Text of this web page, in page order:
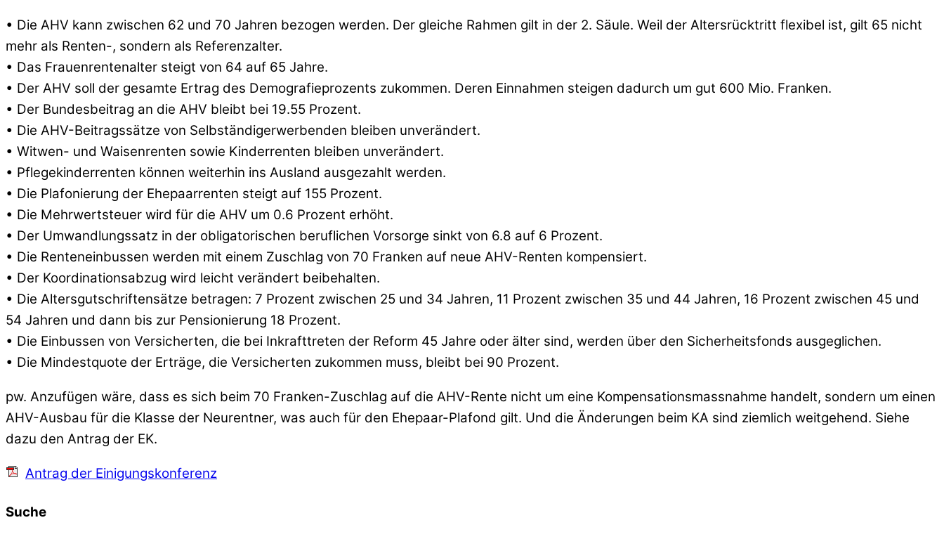
• Die AHV kann zwischen 62 und 70 Jahren bezogen werden. Der gleiche Rahmen gilt in der 2. Säule. Weil der Altersrücktritt flexibel ist, gilt 65 nicht
mehr als Renten-, sondern als Referenzalter.
• Das Frauenrentenalter steigt von 64 auf 65 Jahre.
• Der AHV soll der gesamte Ertrag des Demografieprozents zukommen. Deren Einnahmen steigen dadurch um gut 600 Mio. Franken.
• Der Bundesbeitrag an die AHV bleibt bei 19.55 Prozent.
• Die AHV-Beitragssätze von Selbständigerwerbenden bleiben unverändert.
• Witwen- und Waisenrenten sowie Kinderrenten bleiben unverändert.
• Pflegekinderrenten können weiterhin ins Ausland ausgezahlt werden.
• Die Plafonierung der Ehepaarrenten steigt auf 155 Prozent.
• Die Mehrwertsteuer wird für die AHV um 0.6 Prozent erhöht.
• Der Umwandlungssatz in der obligatorischen beruflichen Vorsorge sinkt von 6.8 auf 6 Prozent.
• Die Renteneinbussen werden mit einem Zuschlag von 70 Franken auf neue AHV-Renten kompensiert.
• Der Koordinationsabzug wird leicht verändert beibehalten.
• Die Altersgutschriftensätze betragen: 7 Prozent zwischen 25 und 34 Jahren, 11 Prozent zwischen 35 und 44 Jahren, 16 Prozent zwischen 45 und
54 Jahren und dann bis zur Pensionierung 18 Prozent.
• Die Einbussen von Versicherten, die bei Inkrafttreten der Reform 45 Jahre oder älter sind, werden über den Sicherheitsfonds ausgeglichen.
• Die Mindestquote der Erträge, die Versicherten zukommen muss, bleibt bei 90 Prozent.
pw. Anzufügen wäre, dass es sich beim 70 Franken-Zuschlag auf die AHV-Rente nicht um eine Kompensationsmassnahme handelt, sondern um einen
AHV-Ausbau für die Klasse der Neurentner, was auch für den Ehepaar-Plafond gilt. Und die Änderungen beim KA sind ziemlich weitgehend. Siehe
dazu den Antrag der EK.
Antrag der Einigungskonferenz
Suche